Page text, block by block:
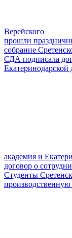
Верейского
прошли
собрание
СДА подписала
академия и
договор о
Студенты